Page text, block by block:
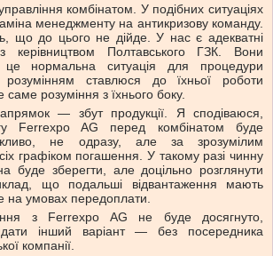
комбінатом. У подібних ситуаціях
менеджменту на антикризову команду.
що до цього не дійде. У нас є адекватні
керівництвом Полтавського ГЗК. Вони
нормальна ситуація для процедури
ставлюся до їхньої роботи
саме розуміння з їхнього боку.
— збут продукції. Я сподіваюся,
Ferrexpo AG перед комбінатом буде
не одразу, але за зрозумілим
графіком погашення. У такому разі чинну
буде зберегти, але доцільно розглянути
що подальші відвантаження мають
на умовах передоплати.
з Ferrexpo AG не буде досягнуто,
інший варіант — без посередника
компанії.